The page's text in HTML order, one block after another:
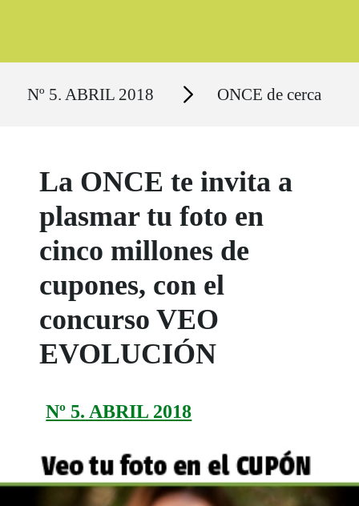
Nº 5. ABRIL 2018 Secciones ONCE de cerca
La ONCE te invita a
plasmar tu foto en
cinco millones de
cupones, con el
concurso VEO
EVOLUCIÓN
Nº 5. ABRIL 2018